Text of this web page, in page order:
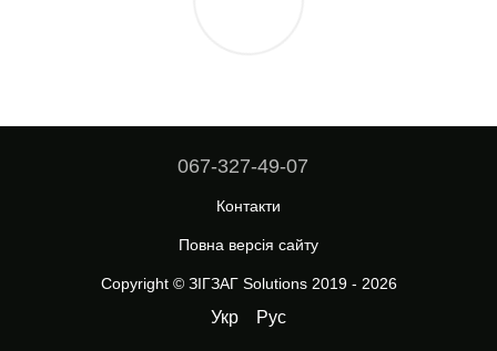
067-327-49-07
Контакти
Повна версія сайту
Copyright © ЗІГЗАГ Solutions 2019 - 2026
Укр Рус